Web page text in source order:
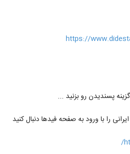
https://
پسندیدن رو بزنید ...
را با ورود به صفحه فیدها دنبال کنید